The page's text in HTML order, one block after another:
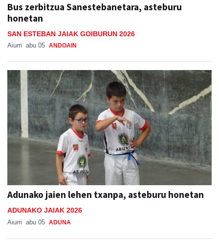
Bus zerbitzua Sanestebanetara, asteburu
honetan
SAN ESTEBAN JAIAK GOIBURUN 2026
Aiurri abu 05 ANDOAIN
Adunako jaien lehen txanpa, asteburu honetan
ADUNAKO JAIAK 2026
Aiurri abu 05 ADUNA